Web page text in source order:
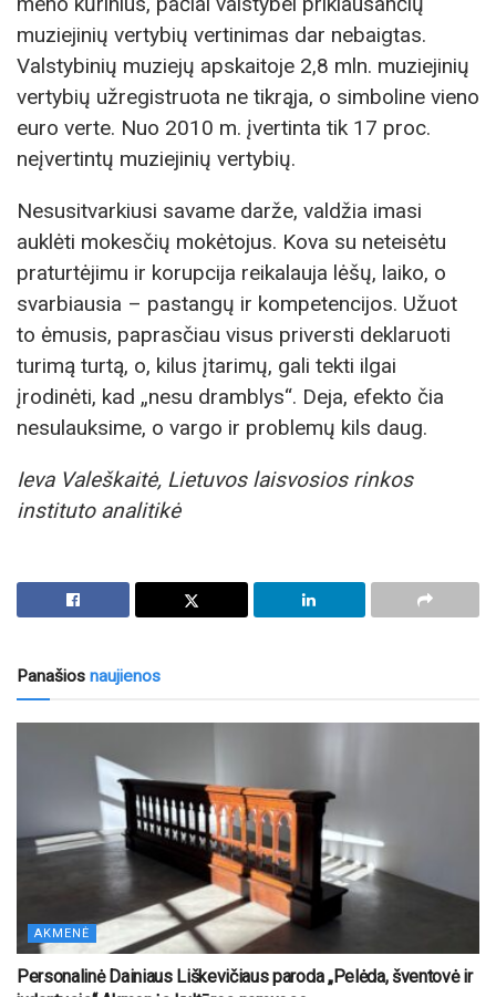
muziejinių vertybių vertinimas dar nebaigtas.
Valstybinių muziejų apskaitoje 2,8 mln. muziejinių
vertybių užregistruota ne tikrąja, o simboline vieno
euro verte. Nuo 2010 m. įvertinta tik 17 proc.
neįvertintų muziejinių vertybių.
Nesusitvarkiusi savame darže, valdžia imasi
auklėti mokesčių mokėtojus. Kova su neteisėtu
praturtėjimu ir korupcija reikalauja lėšų, laiko, o
svarbiausia – pastangų ir kompetencijos. Užuot
to ėmusis, paprasčiau visus priversti deklaruoti
turimą turtą, o, kilus įtarimų, gali tekti ilgai
įrodinėti, kad „nesu dramblys“. Deja, efekto čia
nesulauksime, o vargo ir problemų kils daug.
Ieva Valeškaitė, Lietuvos laisvosios rinkos
instituto analitikė
Panašios naujienos
AKMENĖ
Personalinė Dainiaus Liškevičiaus paroda „Pelėda, šventovė ir